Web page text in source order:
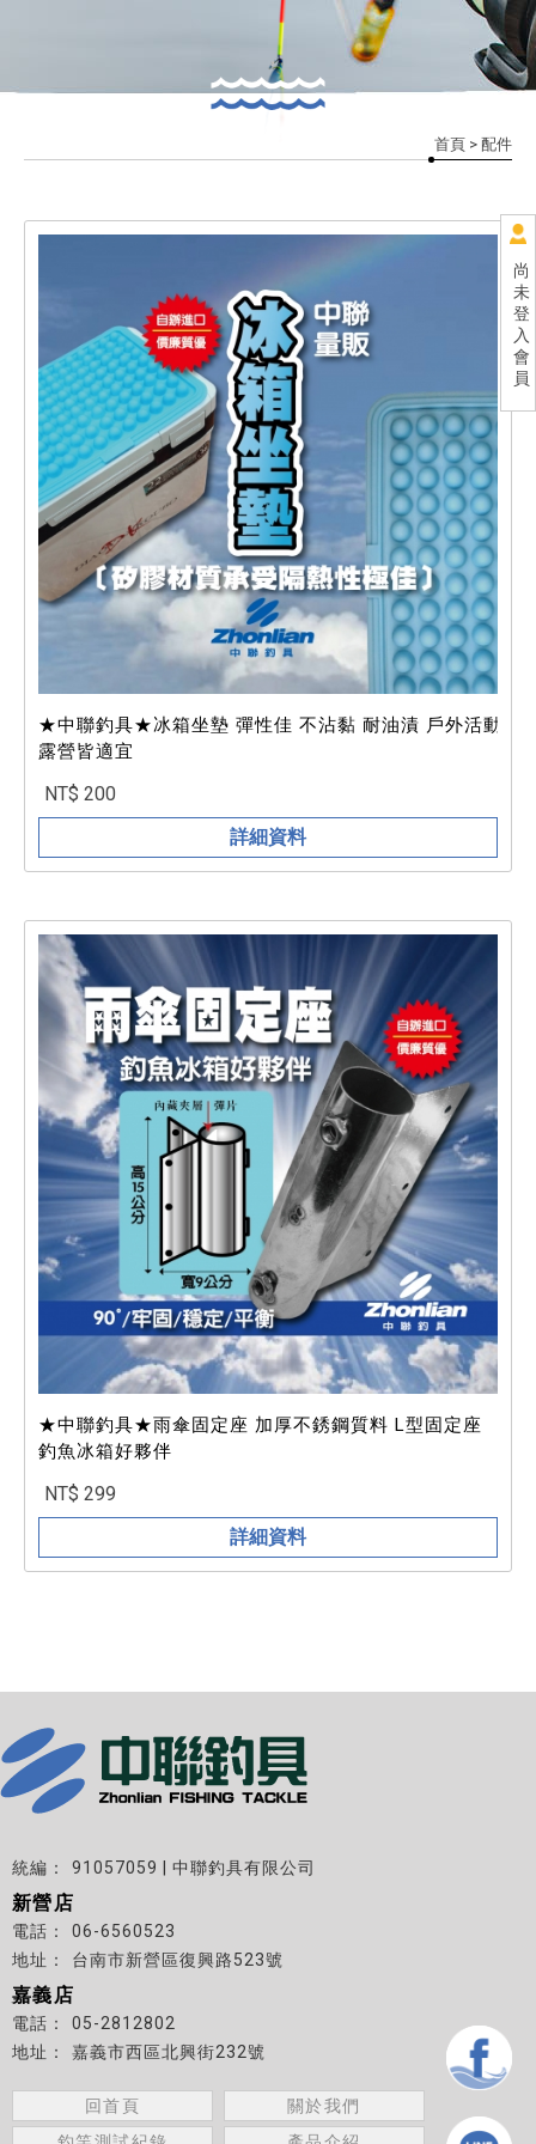
尚
未
登
入
會
員
首頁 > 配件
★中聯釣具★冰箱坐墊 彈性佳 不沾黏 耐油漬 戶外活動
露營皆適宜
NT$ 200
詳細資料
★中聯釣具★雨傘固定座 加厚不銹鋼質料 L型固定座
釣魚冰箱好夥伴
NT$ 299
詳細資料
91057059 | 中聯釣具有限公司
新營店
06-6560523
台南市新營區復興路523號
嘉義店
05-2812802
嘉義市西區北興街232號
回首頁
關於我們